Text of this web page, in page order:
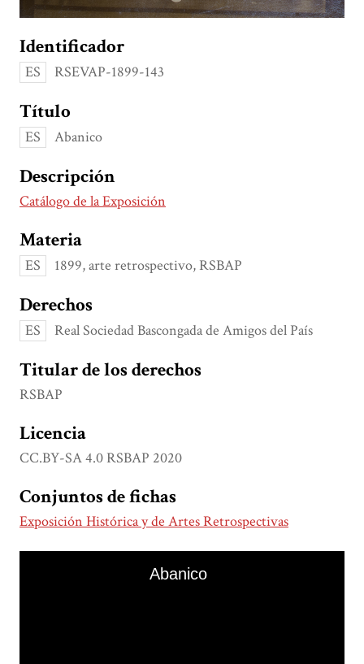
Identificador
ES RSEVAP-1899-143
Título
ES Abanico
Descripción
Catálogo de la Exposición
Materia
ES 1899, arte retrospectivo, RSBAP
Derechos
ES Real Sociedad Bascongada de Amigos del País
Titular de los derechos
RSBAP
Licencia
CC.BY-SA 4.0 RSBAP 2020
Conjuntos de fichas
Exposición Histórica y de Artes Retrospectivas
Media ViewerAbanico